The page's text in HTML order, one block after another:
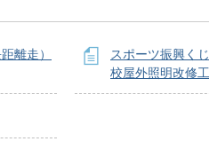
離走）
スポーツ振興く
校屋外照明改修